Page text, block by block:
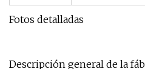
Fotos detalladas
Descripción general de la